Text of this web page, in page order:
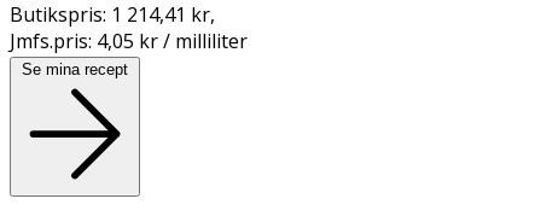
Butikspris: 1 214,41 kr,
Jmfs.pris: 4,05 kr / milliliter
Se mina recept